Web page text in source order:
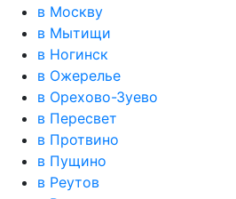
в Москву
в Мытищи
в Ногинск
в Ожерелье
в Орехово-Зуево
в Пересвет
в Протвино
в Пущино
в Реутов